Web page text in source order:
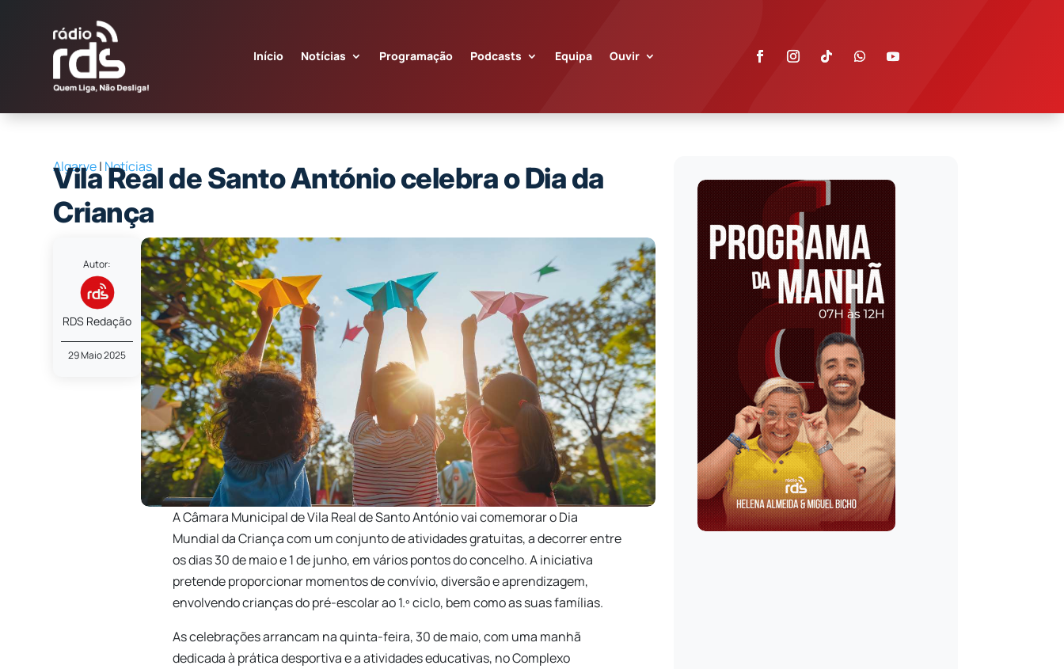
Início Notícias Programação Podcasts Equipa Ouvir
Algarve| Notícias
Vila Real de Santo António celebra o Dia da
Criança
Autor:
RDS Redação
29 Maio 2025
A Câmara Municipal de Vila Real de Santo António vai comemorar o Dia
Mundial da Criança com um conjunto de atividades gratuitas, a decorrer entre
os dias 30 de maio e 1 de junho, em vários pontos do concelho. A iniciativa
pretende proporcionar momentos de convívio, diversão e aprendizagem,
envolvendo crianças do pré-escolar ao 1.º ciclo, bem como as suas famílias.
As celebrações arrancam na quinta-feira, 30 de maio, com uma manhã
dedicada à prática desportiva e a atividades educativas, no Complexo